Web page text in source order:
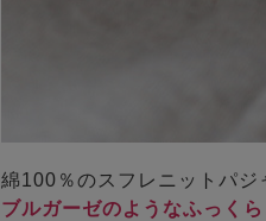
綿100％のスフレニットパ
ブルガーゼのようなふっく